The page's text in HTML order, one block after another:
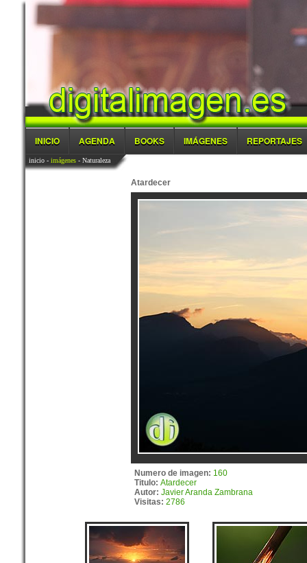
INICIO AGENDA BOOKS IMÁGENES REPORTAJES
inicio- imágenes- Naturaleza
Atardecer
Numero de imagen: 160
Titulo: Atardecer
Autor: Javier Aranda Zambrana
Visitas: 2786